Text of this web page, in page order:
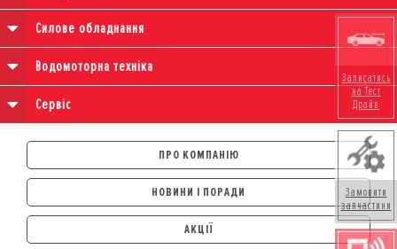
Силове обладнання
Водомоторна техніка
Сервіс
ПРО КОМПАНІЮ
НОВИНИ І ПОРАДИ
АКЦІЇ
Записатись
на Тест
Драйв
Замовити
запчастини